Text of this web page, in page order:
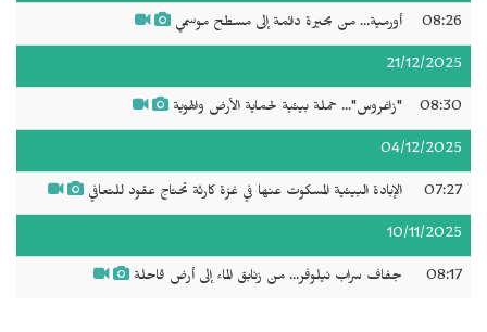
08:26 أورمية... من بحيرة دائمة إلى مسطح موسمي
21/12/2025
08:30 "زاغروس"... حملة بيئية لحماية الأرض والهوية
04/12/2025
07:27 الإبادة البيئية المسكوت عنها في غزة كارثة تحتاج عقود للتعافي
10/11/2025
08:17 جفاف سراب نيلوفر... من زنابق الماء إلى أرض قاحلة